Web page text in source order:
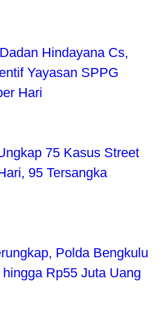
Hindayana Cs,
Yayasan SPPG
Hari
75 Kasus Street
95 Tersangka
Polda Bengkulu
Rp55 Juta Uang